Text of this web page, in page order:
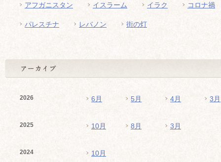
アフガニスタン イスラーム イラク コロナ禍
パレスチナ レバノン 街の灯
2026 6月 5月 4月 3月
2025 10月 8月 3月
2024 10月